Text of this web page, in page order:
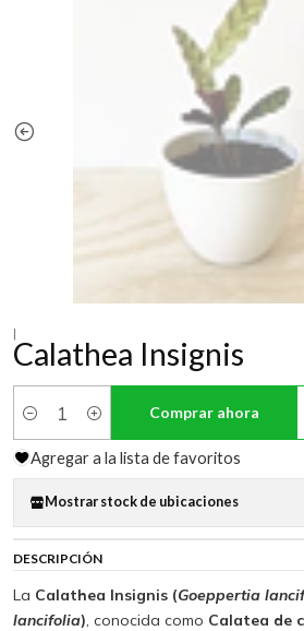
|
Calathea Insignis
Cantidad
Comprar ahora
Agregar a la lista de favoritos
Mostrar stock de ubicaciones
DESCRIPCIÓN
La Calathea Insignis (Goeppertia
lancifolia) , conocida como Calatea de